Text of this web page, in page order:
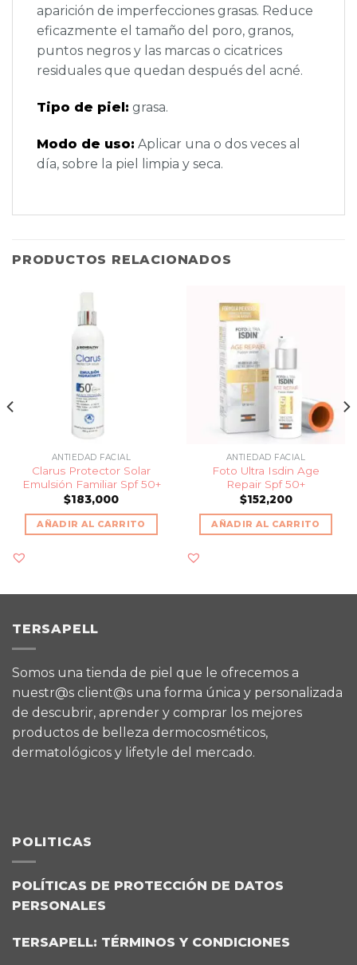
aparición de imperfecciones grasas. Reduce
eficazmente el tamaño del poro, granos,
puntos negros y las marcas o cicatrices
residuales que quedan después del acné.
Tipo de piel: grasa.
Modo de uso: Aplicar una o dos veces al
día, sobre la piel limpia y seca.
PRODUCTOS RELACIONADOS
ANTIEDAD FACIAL
Clarus Protector Solar
Emulsión Familiar Spf 50+
$183,000
AÑADIR AL CARRITO
ANTIEDAD FACIAL
Foto Ultra Isdin Age
Repair Spf 50+
$152,200
AÑADIR AL CARRITO
TERSAPELL
Somos una tienda de piel que le ofrecemos a
nuestr@s client@s una forma única y personalizada
de descubrir, aprender y comprar los mejores
productos de belleza dermocosméticos,
dermatológicos y lifetyle del mercado.
POLITICAS
POLÍTICAS DE PROTECCIÓN DE DATOS
PERSONALES
TERSAPELL: TÉRMINOS Y CONDICIONES